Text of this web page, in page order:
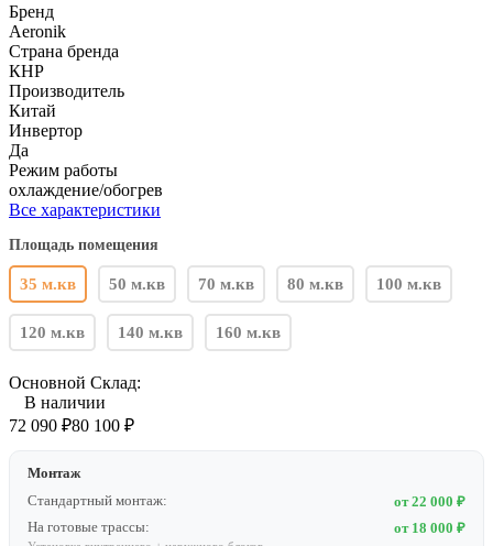
Бренд
Aeronik
Страна бренда
КНР
Производитель
Китай
Инвертор
Да
Режим работы
охлаждение/обогрев
Все характеристики
Площадь помещения
35 м.кв 50 м.кв 70 м.кв 80 м.кв 100 м.кв
120 м.кв 140 м.кв 160 м.кв
Основной Склад:
В наличии
72 090 ₽80 100 ₽
Монтаж
Стандартный монтаж:
от 22 000 ₽
На готовые трассы:
от 18 000 ₽